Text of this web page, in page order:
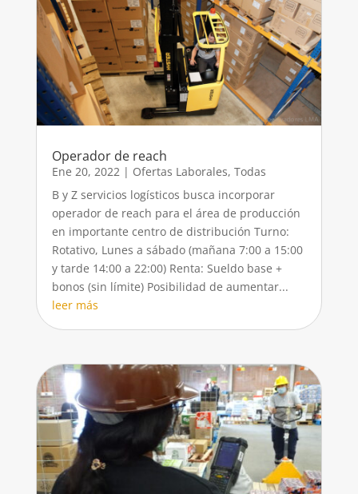
Operador de reach
Ene 20, 2022| Ofertas Laborales, Todas
B y Z servicios logísticos busca incorporar
operador de reach para el área de producción
en importante centro de distribución Turno:
Rotativo, Lunes a sábado (mañana 7:00 a 15:00
y tarde 14:00 a 22:00) Renta: Sueldo base +
bonos (sin límite) Posibilidad de aumentar...
leer más